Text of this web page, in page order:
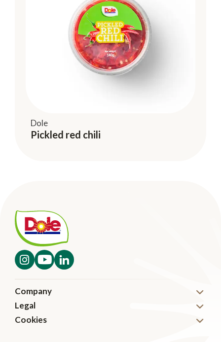
Dole
Pickled red chili
Company
Nyheter
Legal
Disclaimer
Cookies